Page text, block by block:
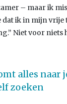
– maar ik
dat ik in mijn
Niet voor niets
alles naar
zoeken